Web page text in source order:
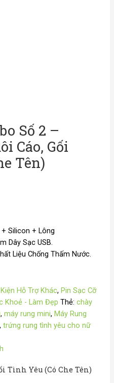
Số 2 –
Cáo, Gối
Tên)
Silicon + Lông
Dây Sạc USB.
Liệu Chống Thấm Nước.
Hỗ Trợ Khác,Pin Sạc Cỡ
Khoẻ - Làm Đẹp Thẻ:chày
,máy rung mini,Máy Rung
,trứng rung tình yêu cho nữ
Tình Yêu (Có Che Tên)